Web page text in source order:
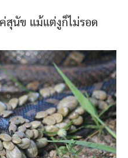
สุนัข แม้แต่งูก็ไม่รอด